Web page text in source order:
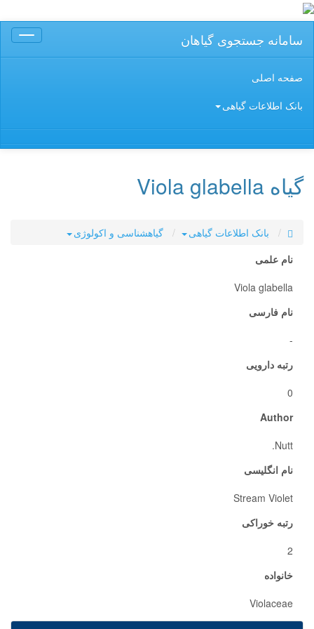
سامانه جستجوی گیاهان
صفحه اصلی
بانک اطلاعات گیاهی
گیاه Viola glabella
بانک اطلاعات گیاهی
گیاهشناسی و اکولوژی
نام علمی
Viola glabella
نام فارسی
-
رتبه دارویی
0
Author
Nutt.
نام انگلیسی
Stream Violet
رتبه خوراکی
2
خانواده
Violaceae